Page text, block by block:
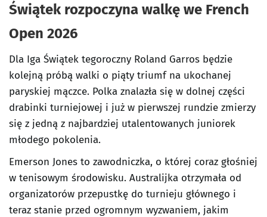
Świątek rozpoczyna walkę we French
Open 2026
Dla Iga Świątek tegoroczny Roland Garros będzie
kolejną próbą walki o piąty triumf na ukochanej
paryskiej mączce. Polka znalazła się w dolnej części
drabinki turniejowej i już w pierwszej rundzie zmierzy
się z jedną z najbardziej utalentowanych juniorek
młodego pokolenia.
Emerson Jones to zawodniczka, o której coraz głośniej
w tenisowym środowisku. Australijka otrzymała od
organizatorów przepustkę do turnieju głównego i
teraz stanie przed ogromnym wyzwaniem, jakim